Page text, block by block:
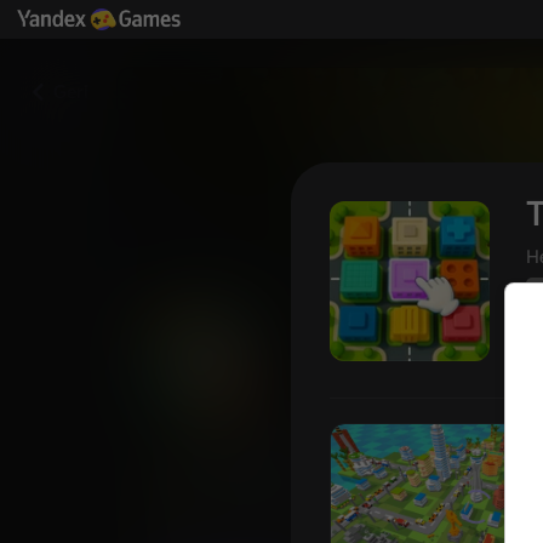
Tap Tap: build a city on an
4,5